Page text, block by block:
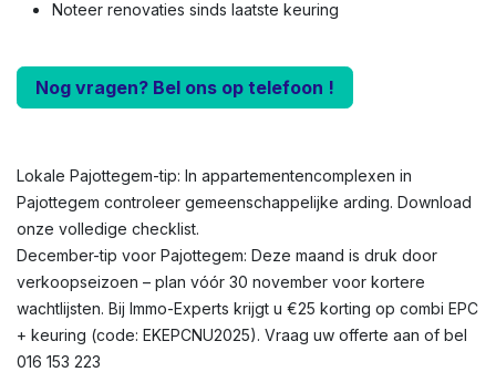
Noteer renovaties sinds laatste keuring
Nog vragen? Bel ons op telefoon !
Lokale Pajottegem-tip: In appartementencomplexen in
Pajottegem controleer gemeenschappelijke arding. Download
onze volledige checklist.
December-tip voor Pajottegem: Deze maand is druk door
verkoopseizoen – plan vóór 30 november voor kortere
wachtlijsten. Bij Immo-Experts krijgt u €25 korting op combi EPC
+ keuring (code: EKEPCNU2025). Vraag uw offerte aan of bel
016 153 223